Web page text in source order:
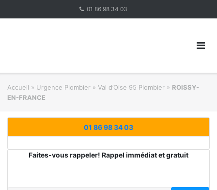
01 86 98 34 03
Accueil » Urgence Plombier » Val d’Oise 95 Plombier » ROISSY-
EN-FRANCE
01 86 98 34 03
Faites-vous rappeler! Rappel immédiat et gratuit